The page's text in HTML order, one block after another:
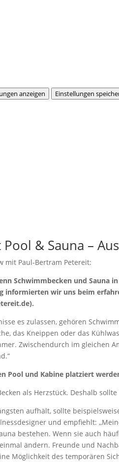
anzeigen Einstellungen
& Sauna –
mit Paul-Bertram Petereit:
Schwimmbecken und Sauna
informierten wir uns beim
es zulassen, gehören
das Kneippen oder das
Zwischendurch im gleichen
Pool und Kabine platziert
als Herzstück. Deshalb
aufhält, soll­te
und empfiehlt:
bestehen. Wenn sie auch
ändern. Freunde und
Möglich­keit des temporären